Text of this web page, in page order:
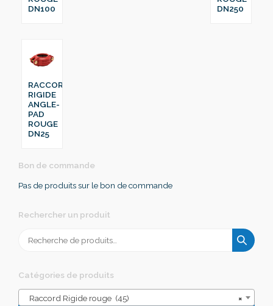
DN100
DN250
RACCORD
RIGIDE
ANGLE-
PAD
ROUGE
DN25
Bon de commande
Pas de produits sur le bon de commande
Rechercher un produit
pour :
Catégories de produits
×
Raccord Rigide rouge (45)